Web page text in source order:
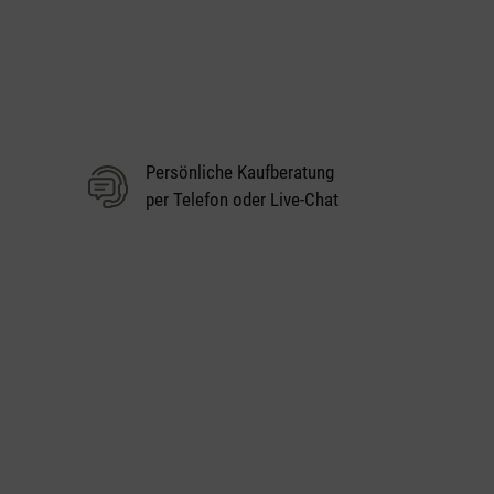
Persönliche Kaufberatung
per Telefon oder Live-Chat